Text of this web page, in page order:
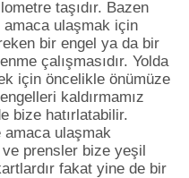
taşıdır. Bazen
amaca ulaşmak için
bir engel ya da bir
çalışmasıdır. Yolda
için öncelikle önümüze
kaldırmamız
bize hatırlatabilir.
amaca ulaşmak
prensler bize yeşil
fakat yine de bir